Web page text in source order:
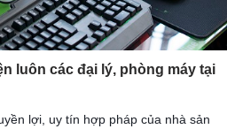
luôn các đại lý, phòng máy tại
lợi, uy tín hợp pháp của nhà sản